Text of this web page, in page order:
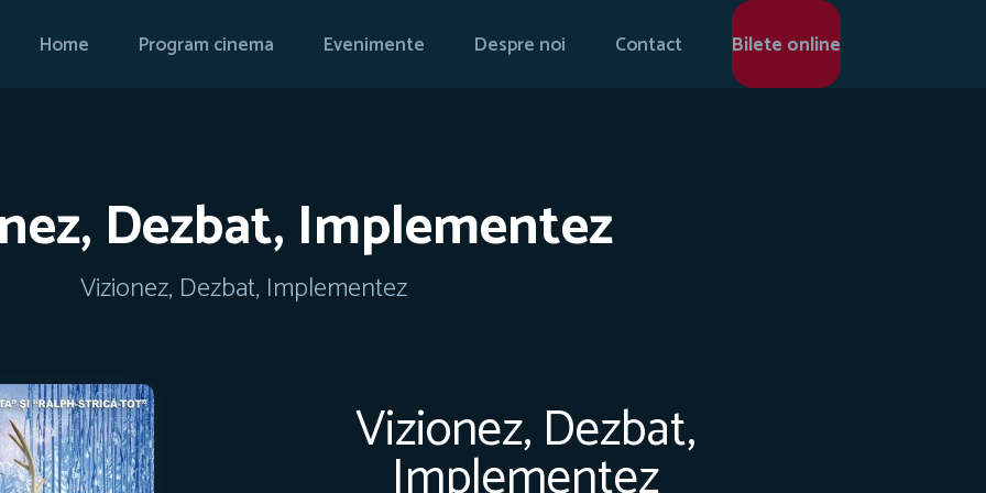
Home Program cinema Evenimente Despre noi Contact Bilete online
Dezbat, Implementez
Vizionez, Dezbat, Implementez
Vizionez, Dezbat,